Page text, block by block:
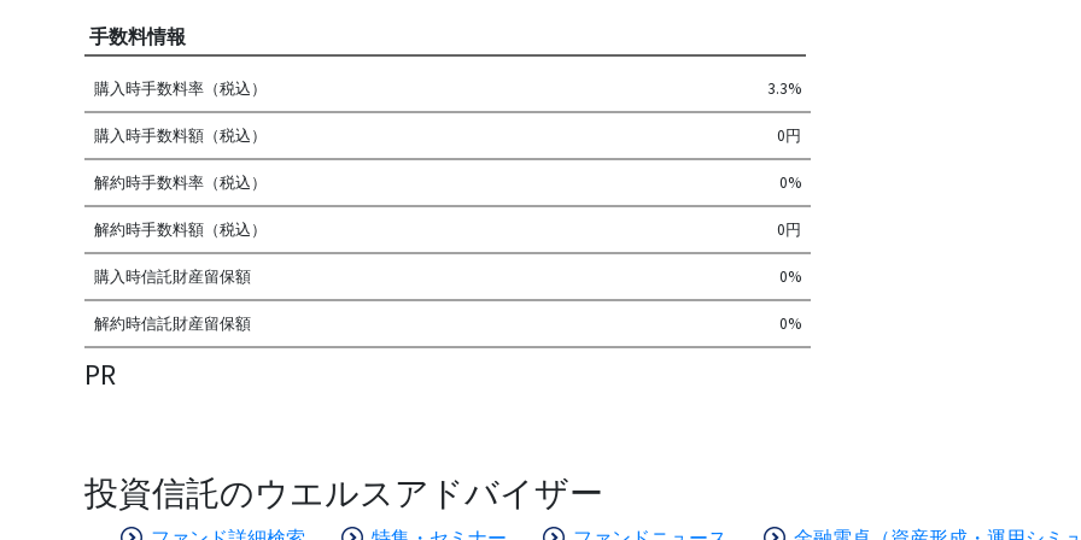
手数料情報
購入時手数料率（税込） 3.3%
購入時手数料額（税込） 0円
解約時手数料率（税込） 0%
解約時手数料額（税込） 0円
購入時信託財産留保額 0%
解約時信託財産留保額 0%
PR
投資信託のウエルスアドバイザー